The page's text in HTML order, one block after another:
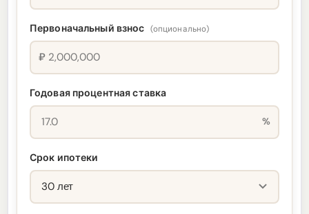
Первоначальный взнос (опционально)
₽
Годовая процентная ставка
%
Срок ипотеки